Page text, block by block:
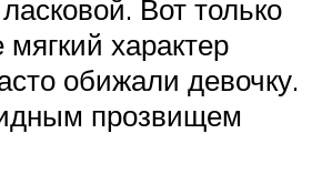
Вот только
характер
обижали девочку.
прозвищем